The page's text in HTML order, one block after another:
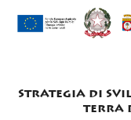
strategia di
terra